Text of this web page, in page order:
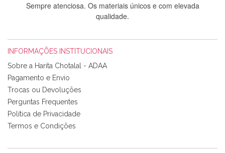
Sempre atenciosa. Os materiais únicos e com elevada
qualidade.
Tudo chegou em condições, pois os produtos vieram muito
bem acondicionados. Estou plenamente satisfeita com os
produtos adquiridos. Relativamente à bolsa, tem um tecido
com um padrão e cores muito bonitas e a execução está
perfeitíssima. Futuramente penso voltar a comprar na vossa
loja, têm excelentes artigos a um preço muito justo. A
INFORMAÇÕES INSTITUCIONAIS
Sobre a Harita Chotalal - ADAA
Pagamento e Envio
Trocas ou Devoluções
Perguntas Frequentes
Política de Privacidade
Termos e Condições